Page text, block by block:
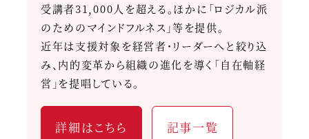
受講者31,000人を超える。ほかに「ロジカル派
のためのマインドフルネス」等を提供。
近年は支援対象を経営者・リーダーへと絞り込
み、内的変革から組織の進化を導く「自在軸経
営」を提唱している。
詳細はこちら 記事一覧